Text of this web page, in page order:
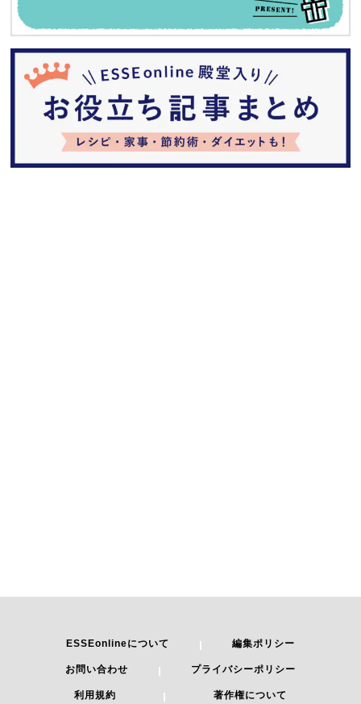
ESSEonlineについて 編集ポリシー
お問い合わせ プライバシーポリシー
利用規約 著作権について